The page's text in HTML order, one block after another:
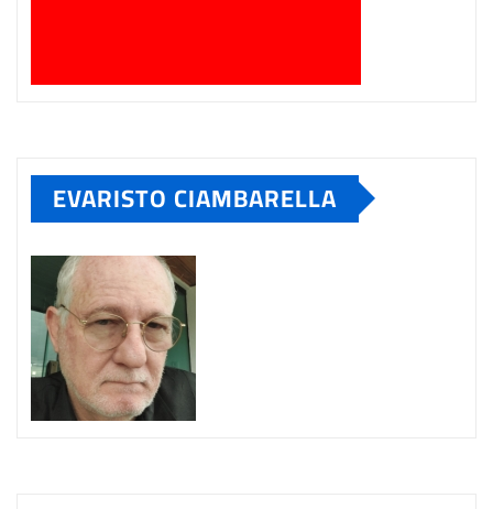
EVARISTO CIAMBARELLA